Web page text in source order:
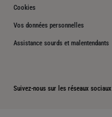
Cookies
Vos données personnelles
Assistance sourds et malentendants
Suivez-nous sur les réseaux sociaux